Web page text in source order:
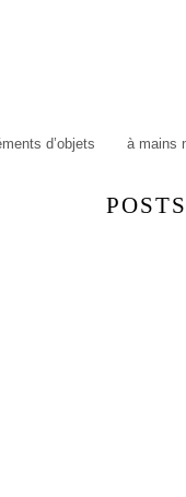
d’objets à mains